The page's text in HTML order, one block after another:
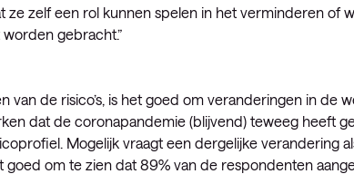
ze zelf een rol kunnen spelen in het verminderen of
gebracht.”
van de risico’s, is het goed om veranderingen in de
dat de coronapandemie (blijvend) teweeg heeft
Mogelijk vraagt een dergelijke verandering
goed om te zien dat 89% van de respondenten